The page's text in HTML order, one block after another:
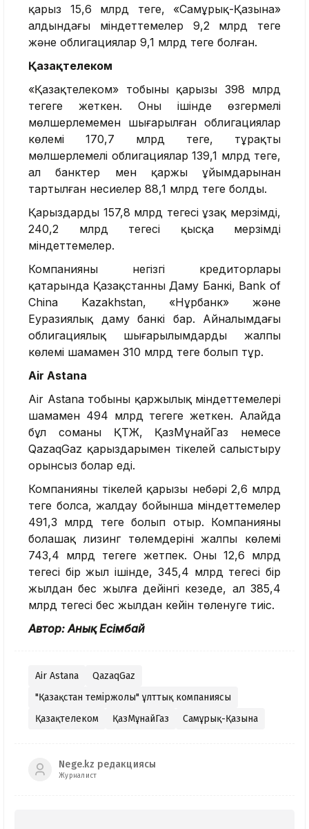
қарыз 15,6 млрд теңге, «Самұрық-Қазына»
алдындағы міндеттемелер 9,2 млрд теңге
және облигациялар 9,1 млрд теңге болған.
Қазақтелеком
«Қазақтелеком» тобының қарызы 398 млрд
теңгегe жeткeн. Оның ішінде өзгермелі
мөлшерлемемен шығарылған облигациялар
көлемі 170,7 млрд теңге, тұрақты
мөлшерлемелі облигациялар 139,1 млрд теңге,
ал банктер мен қаржы ұйымдарынан
тартылған несиелер 88,1 млрд теңге болды.
Қарыздардың 157,8 млрд теңгесі ұзақ мерзімді,
240,2 млрд теңгесі қысқа мерзімді
міндеттемелер.
Компанияның негізгі кредиторлары
қатарында Қазақстанның Даму Банкі, Bank of
China Kazakhstan, «Нұрбанк» және
Еуразиялық даму банкі бар. Айналымдағы
облигациялық шығарылымдардың жалпы
көлемі шамамен 310 млрд теңге болып тұр.
Air Astana
Air Astana тобының қаржылық міндеттемелері
шамамен 494 млрд теңгеге жеткен. Алайда
бұл соманы ҚТЖ, ҚазМұнайГаз немесе
QazaqGaz қарыздарымен тікелей салыстыру
орынсыз болар eді.
Компанияның тікелей қарызы небәрі 2,6 млрд
теңге болса, жалдау бойынша міндеттемелер
491,3 млрд теңге болып отыр. Компанияның
болашақ лизинг төлемдерінің жалпы көлемі
743,4 млрд теңгегe жeтпeк. Оның 12,6 млрд
теңгесі бір жыл ішінде, 345,4 млрд теңгесі бір
жылдан бес жылға дейінгі кезеңде, ал 385,4
млрд теңгесі бес жылдан кейін төленуге тиіс.
Автор: Анық Есімбай
Air Astana
QazaqGaz
"Қазақстан теміржолы" ұлттық компаниясы
Қазақтелеком
ҚазМұнайГаз Самұрық-Қазына
Nege.kz редакциясы
Журналист